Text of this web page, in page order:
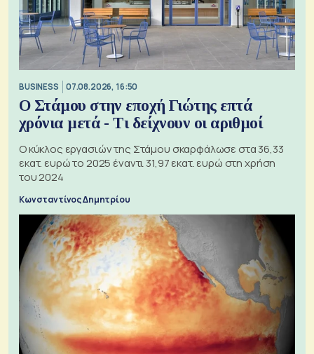
BUSINESS 07.08.2026, 16:50
Ο Στάμου στην εποχή Γιώτης επτά
χρόνια μετά - Τι δείχνουν οι αριθμοί
Ο κύκλος εργασιών της Στάμου σκαρφάλωσε στα 36,33
εκατ. ευρώ το 2025 έναντι 31,97 εκατ. ευρώ στη χρήση
του 2024
Κωνσταντίνος Δημητρίου